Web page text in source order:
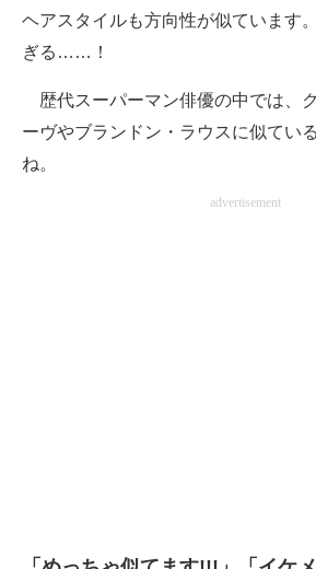
ヘアスタイルも方向性が似ています
ぎる……！
歴代スーパーマン俳優の中では、
ーヴやブランドン・ラウスに似てい
ね。
advertisement